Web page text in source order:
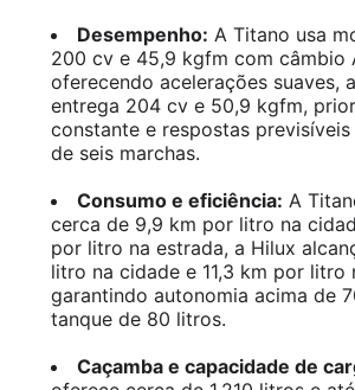
Desempenho: A Titano usa
200 cv e 45,9 kgfm com câmbio
oferecendo acelerações suaves,
entrega 204 cv e 50,9 kgfm,
constante e respostas
de seis marchas.
Consumo e eficiência: A
cerca de 9,9 km por litro na
por litro na estrada, a Hilux
litro na cidade e 11,3 km por litro
garantindo autonomia acima de
tanque de 80 litros.
Caçamba e capacidade de